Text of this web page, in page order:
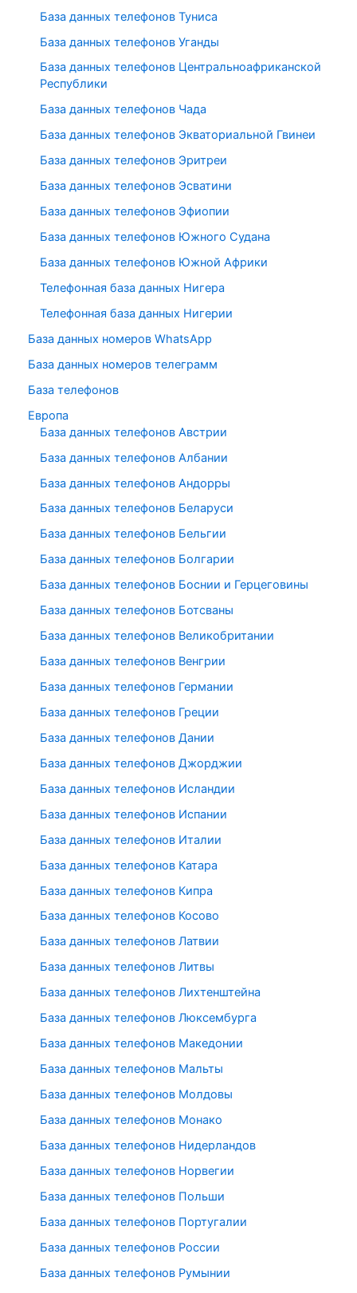
База данных телефонов Туниса
База данных телефонов Уганды
База данных телефонов Центральноафриканской
Республики
База данных телефонов Чада
База данных телефонов Экваториальной Гвинеи
База данных телефонов Эритреи
База данных телефонов Эсватини
База данных телефонов Эфиопии
База данных телефонов Южного Судана
База данных телефонов Южной Африки
Телефонная база данных Нигера
Телефонная база данных Нигерии
База данных номеров WhatsApp
База данных номеров телеграмм
База телефонов
Европа
База данных телефонов Австрии
База данных телефонов Албании
База данных телефонов Андорры
База данных телефонов Беларуси
База данных телефонов Бельгии
База данных телефонов Болгарии
База данных телефонов Боснии и Герцеговины
База данных телефонов Ботсваны
База данных телефонов Великобритании
База данных телефонов Венгрии
База данных телефонов Германии
База данных телефонов Греции
База данных телефонов Дании
База данных телефонов Джорджии
База данных телефонов Исландии
База данных телефонов Испании
База данных телефонов Италии
База данных телефонов Катара
База данных телефонов Кипра
База данных телефонов Косово
База данных телефонов Латвии
База данных телефонов Литвы
База данных телефонов Лихтенштейна
База данных телефонов Люксембурга
База данных телефонов Македонии
База данных телефонов Мальты
База данных телефонов Молдовы
База данных телефонов Монако
База данных телефонов Нидерландов
База данных телефонов Норвегии
База данных телефонов Польши
База данных телефонов Португалии
База данных телефонов России
База данных телефонов Румынии